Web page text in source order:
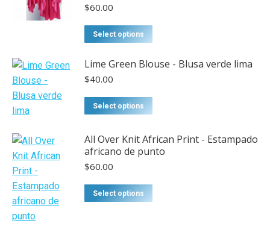
be
chosen
$60.00
Select options
Lime Green Blouse - Blusa verde lima
$40.00
Select options
All Over Knit African Print - Estampado
africano de punto
$60.00
Select options